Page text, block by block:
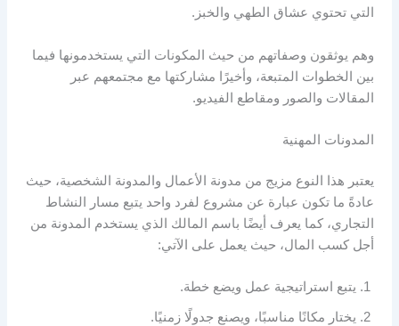
التي تحتوي عشاق الطهي والخبز.
وهم يوثقون وصفاتهم من حيث المكونات التي يستخدمونها فيما
بين الخطوات المتبعة، وأخيرًا مشاركتها مع مجتمعهم عبر
المقالات والصور ومقاطع الفيديو.
المدونات المهنية
يعتبر هذا النوع مزيج من مدونة الأعمال والمدونة الشخصية، حيث
عادةً ما تكون عبارة عن مشروع لفرد واحد يتبع مسار النشاط
التجاري، كما يعرف أيضًا باسم المالك الذي يستخدم المدونة من
أجل كسب المال، حيث يعمل على الآتي:
يتبع استراتيجية عمل ويضع خطة.
يختار مكانًا مناسبًا، ويصنع جدولًا زمنيًا.